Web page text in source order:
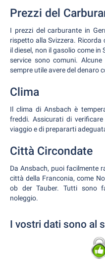
Prezzi del
I prezzi del carburante in
rispetto alla Svizzera. Ricorda
il diesel, non il gasolio come in
service sono comuni.
sempre utile avere del denaro
Clima
Il clima di Ansbach è
freddi. Assicurati di
viaggio e di prepararti
Città Circondate
Da Ansbach, puoi facilmente
città della Franconia, come
ob der Tauber. Tutti sono
noleggio.
I vostri dati sono al